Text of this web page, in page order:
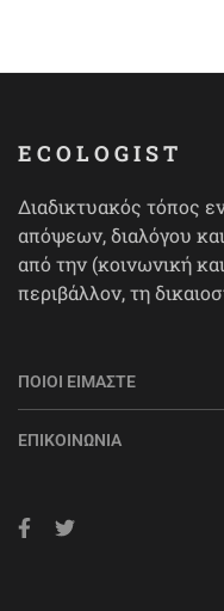
ECOLOGIST
Διαδικτυακός τόπος
απόψεων, διαλόγου
από την (κοινωνική
περιβάλλον, τη
ΠΟΙΟΙ ΕΊΜΑΣΤΕ
ΕΠΙΚΟΙΝΩΝΊΑ